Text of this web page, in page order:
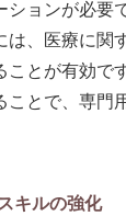
ションが必要
は、医療に関
ことが有効で
ことで、専門
キルの強化